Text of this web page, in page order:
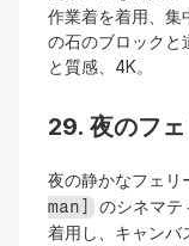
作業着を着用、集
の石のブロックと
と質感、4K。
29. 夜のフ
夜の静かなフェリ
man] のシネマテ
着用し、キャンバ